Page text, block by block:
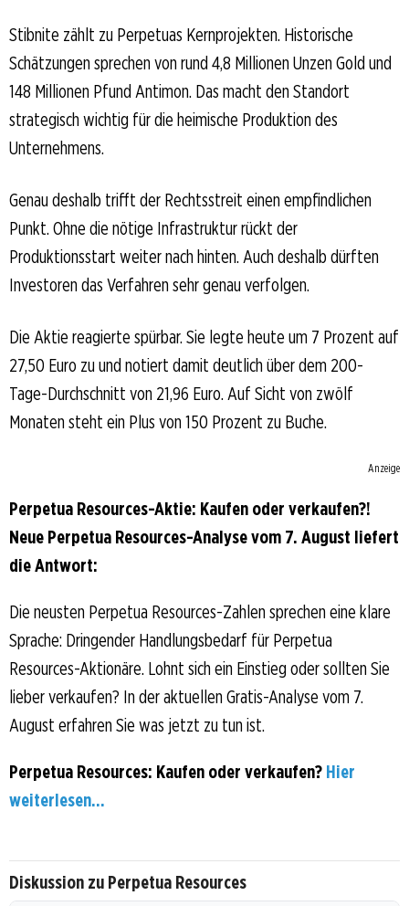
Stibnite zählt zu Perpetuas Kernprojekten. Historische
Schätzungen sprechen von rund 4,8 Millionen Unzen Gold und
148 Millionen Pfund Antimon. Das macht den Standort
strategisch wichtig für die heimische Produktion des
Unternehmens.
Genau deshalb trifft der Rechtsstreit einen empfindlichen
Punkt. Ohne die nötige Infrastruktur rückt der
Produktionsstart weiter nach hinten. Auch deshalb dürften
Investoren das Verfahren sehr genau verfolgen.
Die Aktie reagierte spürbar. Sie legte heute um 7 Prozent auf
27,50 Euro zu und notiert damit deutlich über dem 200-
Tage-Durchschnitt von 21,96 Euro. Auf Sicht von zwölf
Monaten steht ein Plus von 150 Prozent zu Buche.
Anzeige
Perpetua Resources-Aktie: Kaufen oder verkaufen?!
Neue Perpetua Resources-Analyse vom 7. August liefert
die Antwort:
Die neusten Perpetua Resources-Zahlen sprechen eine klare
Sprache: Dringender Handlungsbedarf für Perpetua
Resources-Aktionäre. Lohnt sich ein Einstieg oder sollten Sie
lieber verkaufen? In der aktuellen Gratis-Analyse vom 7.
August erfahren Sie was jetzt zu tun ist.
Perpetua Resources: Kaufen oder verkaufen? Hier
weiterlesen...
Diskussion zu Perpetua Resources